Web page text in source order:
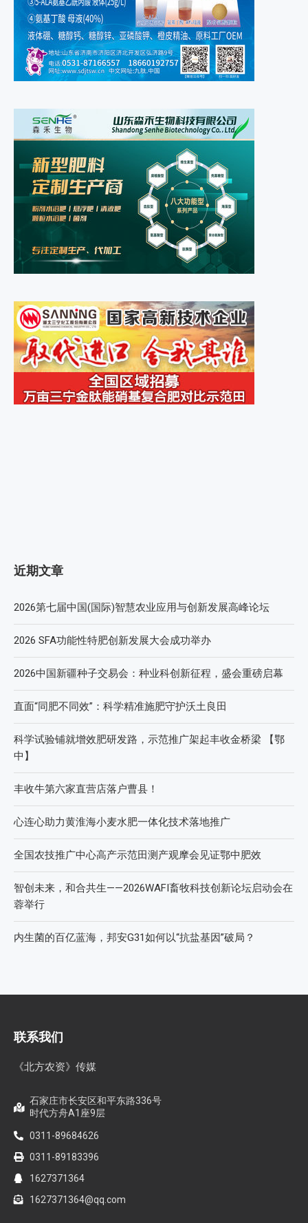
近期文章
2026第七届中国(国际)智慧农业应用与创新发展高峰论坛
2026 SFA功能性特肥创新发展大会成功举办
2026中国新疆种子交易会：种业科创新征程，盛会重磅启幕
直面“同肥不同效”：科学精准施肥守护沃土良田
科学试验铺就增效肥研发路，示范推广架起丰收金桥梁 【鄂
中】
丰收牛第六家直营店落户曹县！
心连心助力黄淮海小麦水肥一体化技术落地推广
全国农技推广中心高产示范田测产观摩会见证鄂中肥效
智创未来，和合共生——2026WAFI畜牧科技创新论坛启动会在
蓉举行
内生菌的百亿蓝海，邦安G31如何以“抗盐基因”破局？
联系我们
《北方农资》传媒
石家庄市长安区和平东路336号
时代方舟A1座9层
0311-89684626
0311-89183396
1627371364
1627371364@qq.com